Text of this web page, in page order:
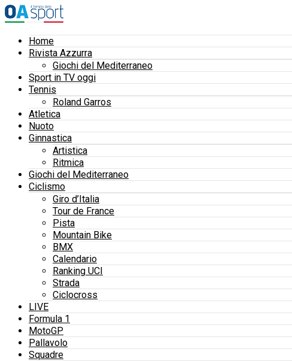
Home
Rivista Azzurra
Giochi del Mediterraneo
Sport in TV oggi
Tennis
Roland Garros
Atletica
Nuoto
Ginnastica
Artistica
Ritmica
Giochi del Mediterraneo
Ciclismo
Giro d’Italia
Tour de France
Pista
Mountain Bike
BMX
Calendario
Ranking UCI
Strada
Ciclocross
LIVE
Formula 1
MotoGP
Pallavolo
Squadre